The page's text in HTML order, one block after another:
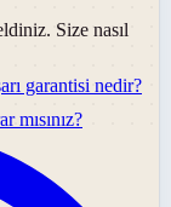
Size nasıl
garantisi nedir?
mısınız?